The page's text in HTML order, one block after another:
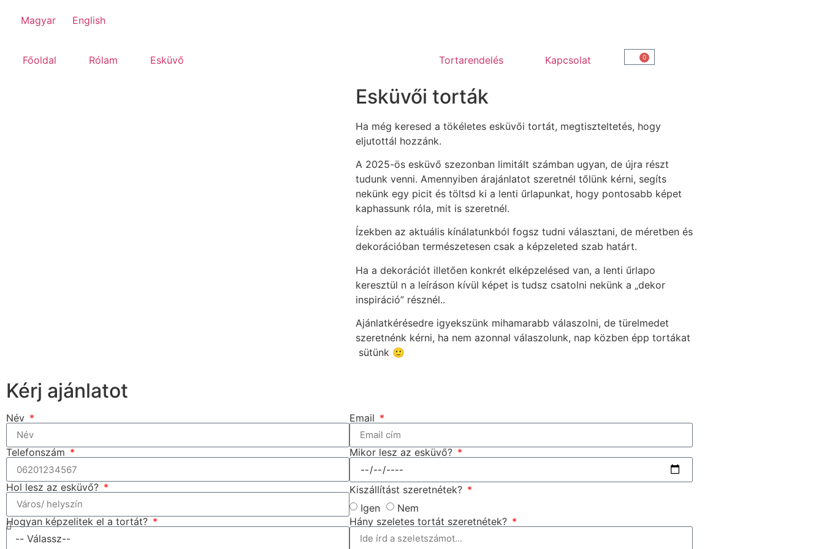
Magyar English
Főoldal Rólam Esküvő Tortarendelés Kapcsolat 0
Esküvői torták
Ha még keresed a tökéletes esküvői tortát, megtiszteltetés, hogy
eljutottál hozzánk.
A 2025-ös esküvő szezonban limitált számban ugyan, de újra részt
tudunk venni. Amennyiben árajánlatot szeretnél tőlünk kérni, segíts
nekünk egy picit és töltsd ki a lenti űrlapunkat, hogy pontosabb képet
kaphassunk róla, mit is szeretnél.
Ízekben az aktuális kínálatunkból fogsz tudni választani, de méretben és
dekorációban természetesen csak a képzeleted szab határt.
Ha a dekorációt illetően konkrét elképzelésed van, a lenti űrlapo
keresztül n a leíráson kívül képet is tudsz csatolni nekünk a „dekor
inspiráció” résznél..
Ajánlatkérésedre igyekszünk mihamarabb válaszolni, de türelmedet
szeretnénk kérni, ha nem azonnal válaszolunk, nap közben épp tortákat
sütünk 🙂
Kérj ajánlatot
Név Email
Telefonszám Mikor lesz az esküvő?
Hol lesz az esküvő?
Kiszállítást szeretnétek?
Igen
Nem
Hogyan képzelitek el a tortát?
Hány szeletes tortát szeretnétek?